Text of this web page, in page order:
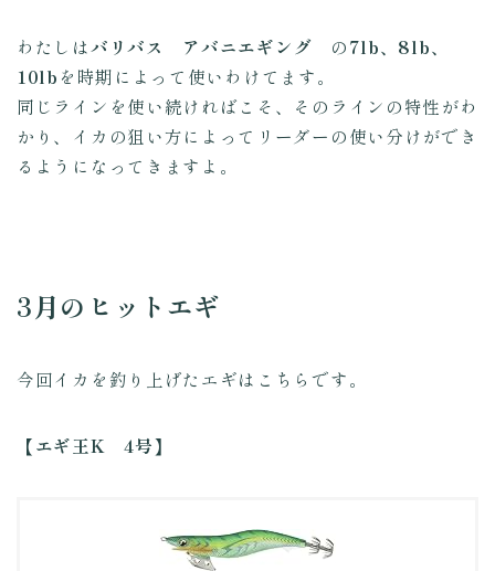
わたしはバリバス アバニエギング の7lb、8lb、
10lb を時期によって使いわけてます。
同じラインを使い続ければこそ、そのラインの特性がわ
かり、イカの狙い方によってリーダーの使い分けができ
るようになってきますよ。
3月のヒットエギ
今回イカを釣り上げたエギはこちらです。
【エギ王K 4号】